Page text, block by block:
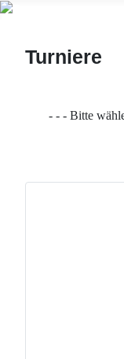
Turniere
- - - Bitte